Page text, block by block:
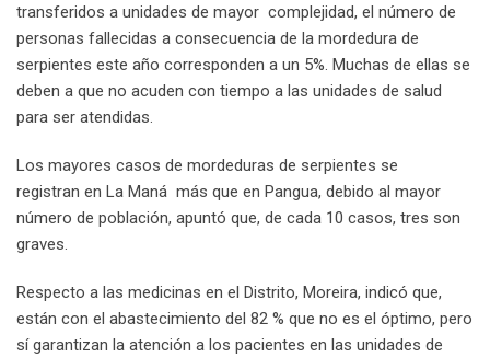
transferidos a unidades de mayor complejidad, el número de
personas fallecidas a consecuencia de la mordedura de
serpientes este año corresponden a un 5%. Muchas de ellas se
deben a que no acuden con tiempo a las unidades de salud
para ser atendidas.
Los mayores casos de mordeduras de serpientes se
registran en La Maná más que en Pangua, debido al mayor
número de población, apuntó que, de cada 10 casos, tres son
graves.
Respecto a las medicinas en el Distrito, Moreira, indicó que,
están con el abastecimiento del 82 % que no es el óptimo, pero
sí garantizan la atención a los pacientes en las unidades de